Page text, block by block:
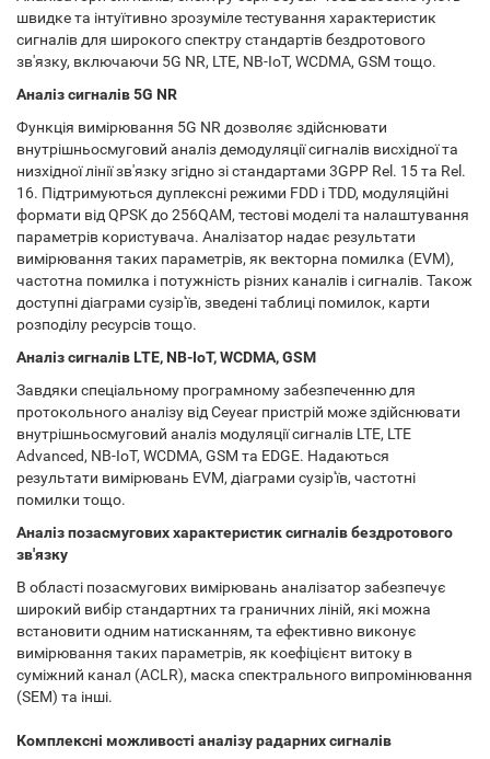
швидке та інтуїтивно зрозуміле тестування характеристик
сигналів для широкого спектру стандартів бездротового
зв'язку, включаючи 5G NR, LTE, NB-IoT, WCDMA, GSM тощо.
Аналіз сигналів 5G NR
Функція вимірювання 5G NR дозволяє здійснювати
внутрішньосмуговий аналіз демодуляції сигналів висхідної та
низхідної лінії зв'язку згідно зі стандартами 3GPP Rel. 15 та Rel.
16. Підтримуються дуплексні режими FDD і TDD, модуляційні
формати від QPSK до 256QAM, тестові моделі та налаштування
параметрів користувача. Аналізатор надає результати
вимірювання таких параметрів, як векторна помилка (EVM),
частотна помилка і потужність різних каналів і сигналів. Також
доступні діаграми сузір'їв, зведені таблиці помилок, карти
розподілу ресурсів тощо.
Аналіз сигналів LTE, NB-IoT, WCDMA, GSM
Завдяки спеціальному програмному забезпеченню для
протокольного аналізу від Ceyear пристрій може здійснювати
внутрішньосмуговий аналіз модуляції сигналів LTE, LTE
Advanced, NB-IoT, WCDMA, GSM та EDGE. Надаються
результати вимірювань EVM, діаграми сузір'їв, частотні
помилки тощо.
Аналіз позасмугових характеристик сигналів бездротового
зв'язку
В області позасмугових вимірювань аналізатор забезпечує
широкий вибір стандартних та граничних ліній, які можна
встановити одним натисканням, та ефективно виконує
вимірювання таких параметрів, як коефіцієнт витоку в
суміжний канал (ACLR), маска спектрального випромінювання
(SEM) та інші.
Комплексні можливості аналізу радарних сигналів